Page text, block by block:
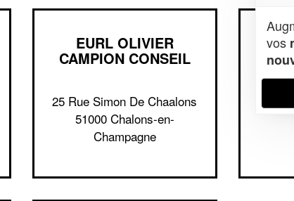
EURL OLIVIER
CAMPION CONSEIL
25 Rue Simon De Chaalons
51000 Chalons-en-
Champagne
vos